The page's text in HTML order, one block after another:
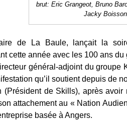
brut: Eric Grangeot, Bruno
Jacky
de La Baule, lançait la
cette année avec les 100 ans du
général-adjoint du groupe
qu’il soutient depuis de
(Président de Skills), après
attachement au « Nation
basée à Angers.